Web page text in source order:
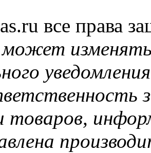
все права
товаров,